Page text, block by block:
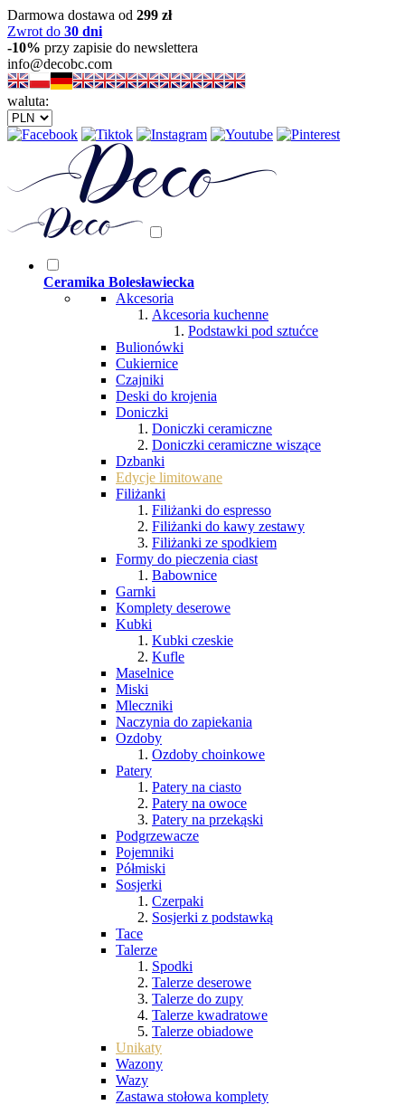
Darmowa dostawa od 299 zł
Zwrot do 30 dni
-10% przy zapisie do newslettera
info@decobc.com
waluta:
Ceramika Bolesławiecka
Akcesoria
Akcesoria kuchenne
Podstawki pod sztućce
Bulionówki
Cukiernice
Czajniki
Deski do krojenia
Doniczki
Doniczki ceramiczne
Doniczki ceramiczne wiszące
Dzbanki
Edycje limitowane
Filiżanki
Filiżanki do espresso
Filiżanki do kawy zestawy
Filiżanki ze spodkiem
Formy do pieczenia ciast
Babownice
Garnki
Komplety deserowe
Kubki
Kubki czeskie
Kufle
Maselnice
Miski
Mleczniki
Naczynia do zapiekania
Ozdoby
Ozdoby choinkowe
Patery
Patery na ciasto
Patery na owoce
Patery na przekąski
Podgrzewacze
Pojemniki
Półmiski
Sosjerki
Czerpaki
Sosjerki z podstawką
Tace
Talerze
Spodki
Talerze deserowe
Talerze do zupy
Talerze kwadratowe
Talerze obiadowe
Unikaty
Wazony
Wazy
Zastawa stołowa komplety